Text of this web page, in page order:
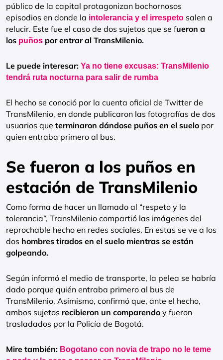
público de la capital protagonizan bochornosos
episodios en donde la intolerancia y el irrespeto salen a
relucir. Este fue el caso de dos sujetos que se fueron a
los puños por entrar al TransMilenio.
Le puede interesar: Ya no tiene excusas: TransMilenio
tendrá ruta nocturna para salir de rumba
El hecho se conoció por la cuenta oficial de Twitter de
TransMilenio, en donde publicaron las fotografías de dos
usuarios que terminaron dándose puños en el suelo por
quien entraba primero al bus.
Se fueron a los puños en
estación de TransMilenio
Como forma de hacer un llamado al “respeto y la
tolerancia”, TransMilenio compartió las imágenes del
reprochable hecho en redes sociales. En estas se ve a los
dos hombres tirados en el suelo mientras se están
golpeando.
Según informó el medio de transporte, la pelea se habría
dado porque quién entraba primero al bus de
TransMilenio. Asimismo, confirmó que, ante el hecho,
ambos sujetos recibieron un comparendo y fueron
trasladados por la Policía de Bogotá.
Mire también: Bogotano con novia de trapo no le teme